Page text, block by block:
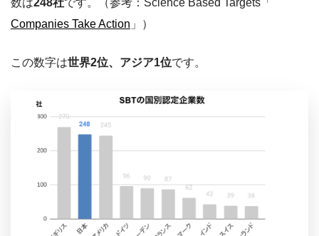
数は248社です。（参考：Science Based Targets「
Companies Take Action 」）
この数字は世界2位、アジア1位です。